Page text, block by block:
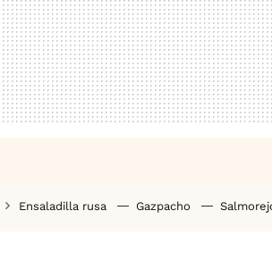
Ensaladilla rusa Gazpacho